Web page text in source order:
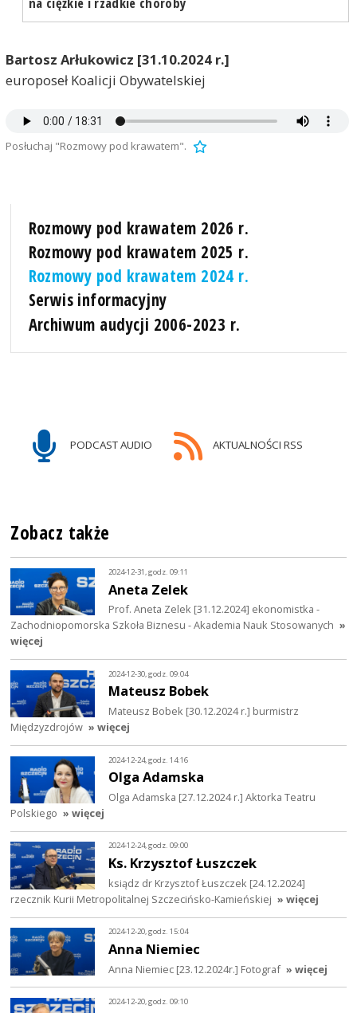
Bartosz Arłukowicz [31.10.2024 r.]
europoseł Koalicji Obywatelskiej
Posłuchaj "Rozmowy pod krawatem".
Rozmowy pod krawatem 2026 r.
Rozmowy pod krawatem 2025 r.
Rozmowy pod krawatem 2024 r.
Serwis informacyjny
Archiwum audycji 2006-2023 r.
PODCAST AUDIO AKTUALNOŚCI RSS
Zobacz także
2024-12-31, godz. 09:11
Aneta Zelek
Prof. Aneta Zelek [31.12.2024] ekonomistka -
Zachodniopomorska Szkoła Biznesu - Akademia Nauk Stosowanych »
więcej
2024-12-30, godz. 09:04
Mateusz Bobek
Mateusz Bobek [30.12.2024 r.] burmistrz
Międzyzdrojów » więcej
2024-12-24, godz. 14:16
Olga Adamska
Olga Adamska [27.12.2024 r.] Aktorka Teatru
Polskiego » więcej
2024-12-24, godz. 09:00
Ks. Krzysztof Łuszczek
ksiądz dr Krzysztof Łuszczek [24.12.2024]
rzecznik Kurii Metropolitalnej Szczecińsko-Kamieńskiej » więcej
2024-12-20, godz. 15:04
Anna Niemiec
Anna Niemiec [23.12.2024r.] Fotograf » więcej
2024-12-20, godz. 09:10